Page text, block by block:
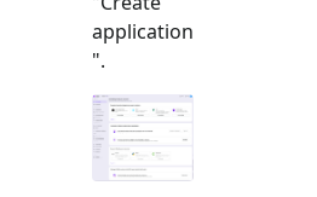
application
".